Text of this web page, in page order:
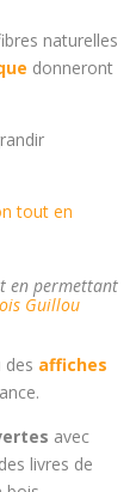
naturelles
donneront
en permettant
Guillou
des affiches
avec
livres de